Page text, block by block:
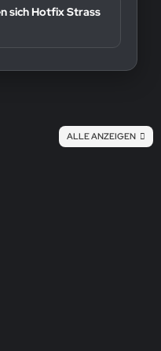
sich Hotfix Strass
ALLE ANZEIGEN